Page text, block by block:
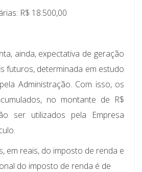
R$ 18.500,00
ainda, expectativa de geração
futuros, determinada em estudo
Administração. Com isso, os
no montante de R$
ser utilizados pela Empresa
em reais, do imposto de renda e
do imposto de renda é de